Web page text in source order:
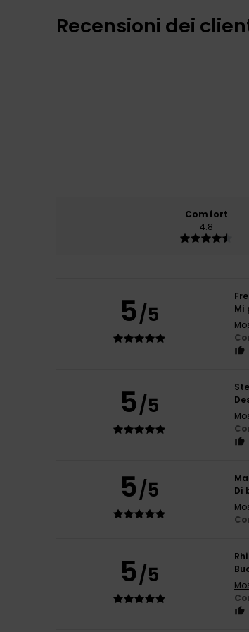
Recensioni dei
Comfort
4.8
5/5
Mi
5/5
5/5
Di
5/5